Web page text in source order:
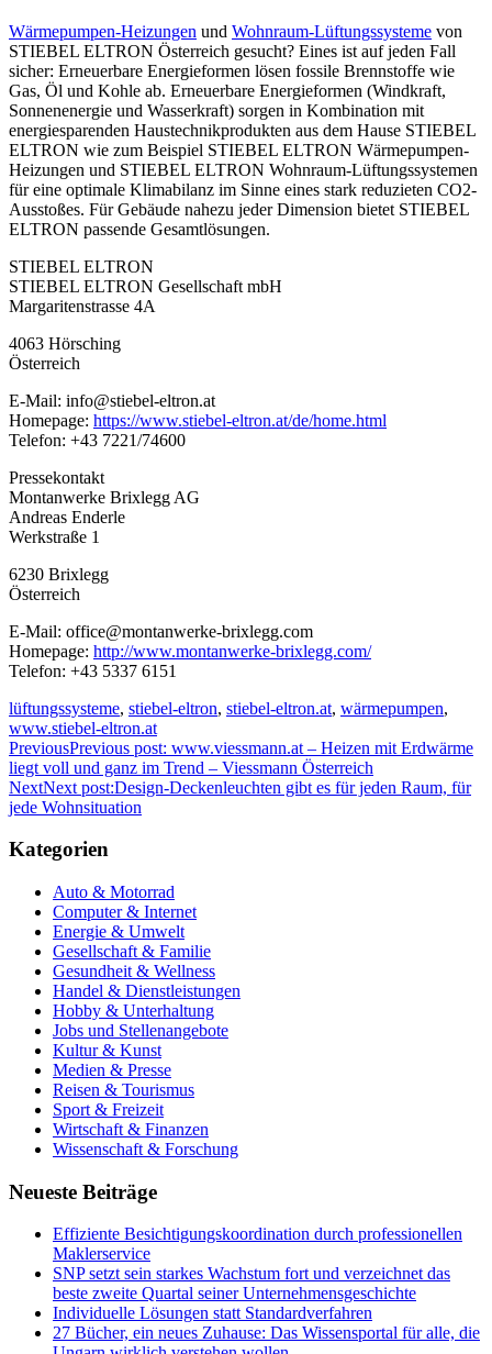
Wärmepumpen-Heizungen und Wohnraum-Lüftungssysteme von
STIEBEL ELTRON Österreich gesucht? Eines ist auf jeden Fall
sicher: Erneuerbare Energieformen lösen fossile Brennstoffe wie
Gas, Öl und Kohle ab. Erneuerbare Energieformen (Windkraft,
Sonnenenergie und Wasserkraft) sorgen in Kombination mit
energiesparenden Haustechnikprodukten aus dem Hause STIEBEL
ELTRON wie zum Beispiel STIEBEL ELTRON Wärmepumpen-
Heizungen und STIEBEL ELTRON Wohnraum-Lüftungssystemen
für eine optimale Klimabilanz im Sinne eines stark reduzieten CO2-
Ausstoßes. Für Gebäude nahezu jeder Dimension bietet STIEBEL
ELTRON passende Gesamtlösungen.
STIEBEL ELTRON
STIEBEL ELTRON Gesellschaft mbH
Margaritenstrasse 4A
4063 Hörsching
Österreich
E-Mail: info@stiebel-eltron.at
Homepage: https://www.stiebel-eltron.at/de/home.html
Telefon: +43 7221/74600
Pressekontakt
Montanwerke Brixlegg AG
Andreas Enderle
Werkstraße 1
6230 Brixlegg
Österreich
E-Mail: office@montanwerke-brixlegg.com
Homepage: http://www.montanwerke-brixlegg.com/
Telefon: +43 5337 6151
lüftungssysteme, stiebel-eltron, stiebel-eltron.at, wärmepumpen,
www.stiebel-eltron.at
PreviousPrevious post: www.viessmann.at – Heizen mit Erdwärme
liegt voll und ganz im Trend – Viessmann Österreich
NextNext post:Design-Deckenleuchten gibt es für jeden Raum, für
jede Wohnsituation
Kategorien
Auto & Motorrad
Computer & Internet
Energie & Umwelt
Gesellschaft & Familie
Gesundheit & Wellness
Handel & Dienstleistungen
Hobby & Unterhaltung
Jobs und Stellenangebote
Kultur & Kunst
Medien & Presse
Reisen & Tourismus
Sport & Freizeit
Wirtschaft & Finanzen
Wissenschaft & Forschung
Neueste Beiträge
Effiziente Besichtigungskoordination durch professionellen
Maklerservice
SNP setzt sein starkes Wachstum fort und verzeichnet das
beste zweite Quartal seiner Unternehmensgeschichte
Individuelle Lösungen statt Standardverfahren
27 Bücher, ein neues Zuhause: Das Wissensportal für alle, die